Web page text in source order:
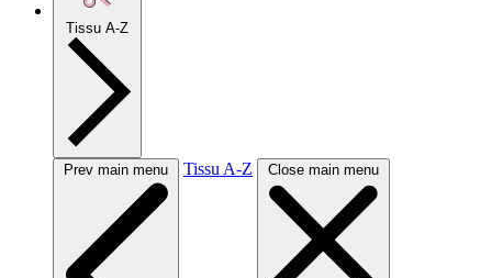
Tissu A-Z
Prev main menu Tissu A-Z Close main menu